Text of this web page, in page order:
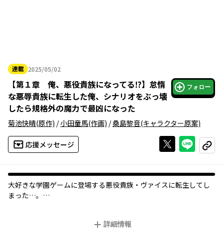
連載 2025/05/02
2025年05月02日
【第１章 俺、悪役貴族になってる⁉】 怠惰
な悪辱貴族に転生した俺、シナリオをぶっ壊
したら規格外の魔力で最凶になった
フォロー
菊池快晴(原作) /小田童馬(作画) /桑島黎音(キャラクター原案)
応援メッセージ Xで投稿する
ライン
コピー
大好きな学園ゲームに登場する悪役貴族・ヴァイスに転生してし
まった…。
だったらこのゲームの主人公すら遠く及ばない、圧倒的な力を身
詳細情報